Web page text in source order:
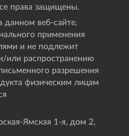
права защищены.
данном веб-сайте,
применения
и не подлежит
или распространению
разрешения
физическим лицам
Ямская 1-я, дом 2,